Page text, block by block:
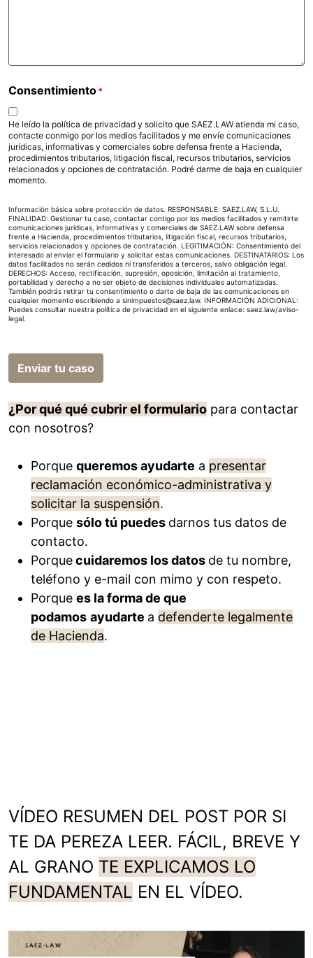
Consentimiento*
He leído la política de privacidad y solicito que SAEZ.LAW atienda mi caso,
contacte conmigo por los medios facilitados y me envíe comunicaciones
jurídicas, informativas y comerciales sobre defensa frente a Hacienda,
procedimientos tributarios, litigación fiscal, recursos tributarios, servicios
relacionados y opciones de contratación. Podré darme de baja en cualquier
momento.
Información básica sobre protección de datos. RESPONSABLE: SAEZ.LAW, S.L.U.
FINALIDAD: Gestionar tu caso, contactar contigo por los medios facilitados y remitirte
comunicaciones jurídicas, informativas y comerciales de SAEZ.LAW sobre defensa
frente a Hacienda, procedimientos tributarios, litigación fiscal, recursos tributarios,
servicios relacionados y opciones de contratación. LEGITIMACIÓN: Consentimiento del
interesado al enviar el formulario y solicitar estas comunicaciones. DESTINATARIOS: Los
datos facilitados no serán cedidos ni transferidos a terceros, salvo obligación legal.
DERECHOS: Acceso, rectificación, supresión, oposición, limitación al tratamiento,
portabilidad y derecho a no ser objeto de decisiones individuales automatizadas.
También podrás retirar tu consentimiento o darte de baja de las comunicaciones en
cualquier momento escribiendo a sinimpuestos@saez.law. INFORMACIÓN ADICIONAL:
Puedes consultar nuestra política de privacidad en el siguiente enlace: saez.law/aviso-
legal.
Enviar tu caso
¿Por qué qué cubrir el formulario para contactar
con nosotros?
Porque queremos ayudarte a presentar
reclamación económico-administrativa y
solicitar la suspensión.
Porque sólo tú puedes darnos tus datos de
contacto.
Porquecuidaremos los datos de tu nombre,
teléfono y e-mail con mimo y con respeto.
Porque es la forma de que
podamos ayudarte a defenderte legalmente
de Hacienda.
VÍDEO RESUMEN DEL POST POR SI
TE DA PEREZA LEER. FÁCIL, BREVE Y
AL GRANO TE EXPLICAMOS LO
FUNDAMENTAL EN EL VÍDEO.